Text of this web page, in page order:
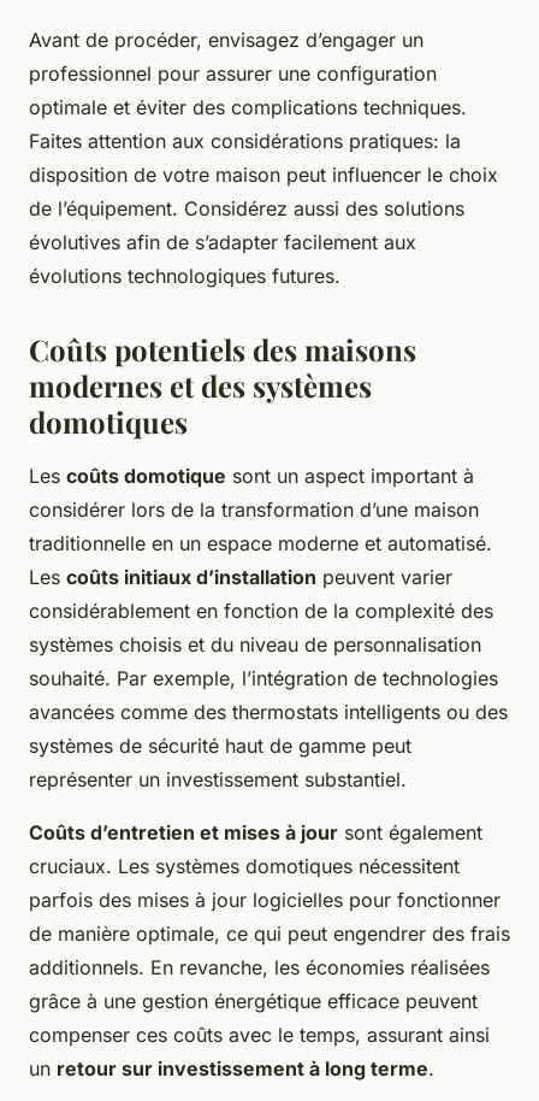
Avant de procéder, envisagez d’engager un
professionnel pour assurer une configuration
optimale et éviter des complications techniques.
Faites attention aux considérations pratiques: la
disposition de votre maison peut influencer le choix
de l’équipement. Considérez aussi des solutions
évolutives afin de s’adapter facilement aux
évolutions technologiques futures.
Coûts potentiels des maisons
modernes et des systèmes
domotiques
Les coûts domotique sont un aspect important à
considérer lors de la transformation d’une maison
traditionnelle en un espace moderne et automatisé.
Les coûts initiaux d’installation peuvent varier
considérablement en fonction de la complexité des
systèmes choisis et du niveau de personnalisation
souhaité. Par exemple, l’intégration de technologies
avancées comme des thermostats intelligents ou des
systèmes de sécurité haut de gamme peut
représenter un investissement substantiel.
Coûts d’entretien et mises à jour sont également
cruciaux. Les systèmes domotiques nécessitent
parfois des mises à jour logicielles pour fonctionner
de manière optimale, ce qui peut engendrer des frais
additionnels. En revanche, les économies réalisées
grâce à une gestion énergétique efficace peuvent
compenser ces coûts avec le temps, assurant ainsi
un retour sur investissement à long terme.